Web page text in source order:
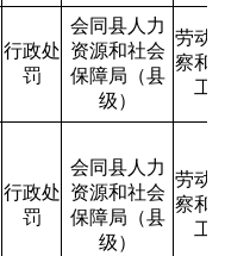
行政处
罚
会同县人力
资源和社会
保障局（县
级）
劳动
察和
工
行政处
罚
会同县人力
资源和社会
保障局（县
级）
劳动
察和
工